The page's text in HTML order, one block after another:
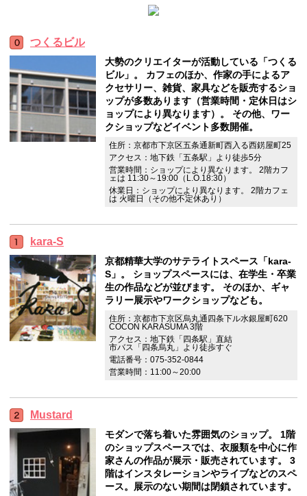
つくるビル
大勢のクリエイターが活動している「つくる
ビル」。 カフェのほか、作家の手によるア
クセサリー、雑貨、家具などを販売するショ
ップが多数あります（営業時間・定休日はシ
ョップにより異なります）。 その他、ワー
クショップなどイベント多数開催。
住所：京都市下京区五条通新町西入る西錺屋町25
アクセス：地下鉄「五条駅」より徒歩5分
営業時間：ショップにより異なります。 2階カフ
ェは 11:30～19:00（L.O.18:30）
休業日：ショップにより異なります。 2階カフェ
は 火曜日（その他不定休あり）
kara-S
京都精華大学のサテライトスペース「kara-
S」。 ショップスペースには、在学生・卒業
生の作品などが並びます。 そのほか、ギャ
ラリー展示やワークショップなども。
住所：京都市下京区烏丸通四条下ル水銀屋町620
COCON KARASUMA 3階
アクセス：地下鉄「四条駅」直結
市バス「四条烏丸」より徒歩すぐ
電話番号：075-352-0844
営業時間：11:00～20:00
Mustard
モダンで落ち着いた雰囲気のショップ。 1階
のショップスペースでは、衣服類を中心に作
家さんの作品が展示・販売されています。 3
階はインスタレーションやライブなどのスペ
ース。展示のない期間は閉鎖されています。